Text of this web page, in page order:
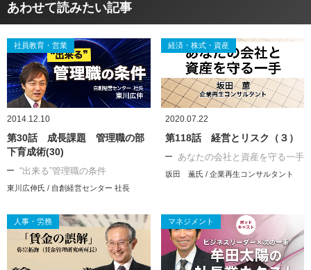
あわせて読みたい記事
社員教育・営業
2014.12.10
第30話 成長課題 管理職の部
下育成術(30)
“出来る”管理職の条件
東川広伸氏 / 自創経営センター 社長
経済・株式・資産
2020.07.22
第118話 経営とリスク（３）
あなたの会社と資産を守る一手
坂田 薫氏 / 企業再生コンサルタント
人事・労務 マネジメント